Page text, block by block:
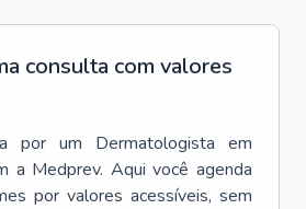
consulta com valores
por um Dermatologista em
a Medprev. Aqui você agenda
por valores acessíveis, sem